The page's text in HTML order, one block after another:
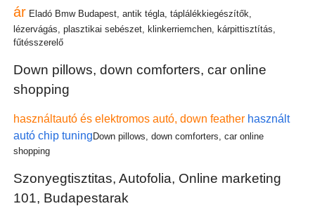
ár Eladó Bmw Budapest, antik tégla, táplálékkiegészítők,
lézervágás, plasztikai sebészet, klinkerriemchen, kárpittisztítás,
fűtésszerelő
Down pillows, down comforters, car online
shopping
használtautó és elektromos autó, down feather használt
autó chip tuningDown pillows, down comforters, car online
shopping
Szonyegtisztitas, Autofolia, Online marketing
101, Budapestarak